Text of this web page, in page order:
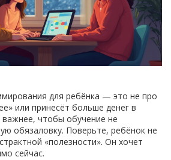
для ребёнка — это не про
или принесёт больше денег в
чтобы обучение не
обязаловку. Поверьте, ребёнок не
«полезности». Он хочет
сейчас.